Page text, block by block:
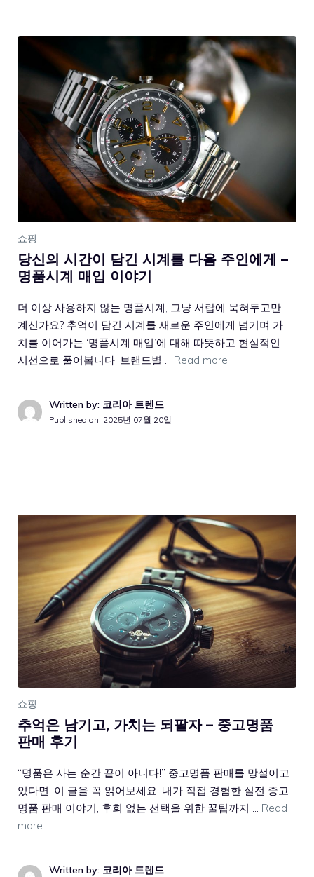
쇼핑
당신의 시간이 담긴 시계를 다음 주인에게 –
명품시계 매입 이야기
더 이상 사용하지 않는 명품시계, 그냥 서랍에 묵혀두고만
계신가요? 추억이 담긴 시계를 새로운 주인에게 넘기며 가
치를 이어가는 ‘명품시계 매입’에 대해 따뜻하고 현실적인
시선으로 풀어봅니다. 브랜드별 … Read more
Written by: 코리아 트렌드
Published on: 2025년 07월 20일
쇼핑
추억은 남기고, 가치는 되팔자 – 중고명품
판매 후기
“명품은 사는 순간 끝이 아니다!” 중고명품 판매를 망설이고
있다면, 이 글을 꼭 읽어보세요. 내가 직접 경험한 실전 중고
명품 판매 이야기, 후회 없는 선택을 위한 꿀팁까지 … Read
more
Written by: 코리아 트렌드